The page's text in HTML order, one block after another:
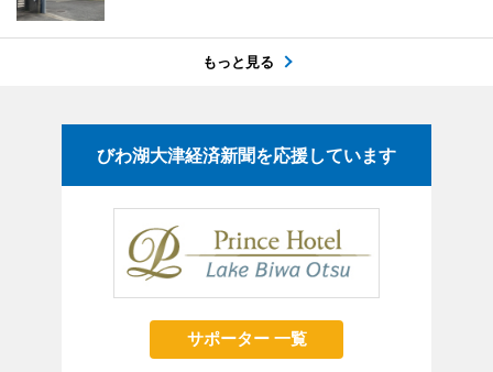
もっと見る
びわ湖大津経済新聞を応援しています
サポーター 一覧